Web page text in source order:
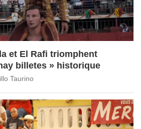
et El Rafi triomphent
billetes » historique
Taurino